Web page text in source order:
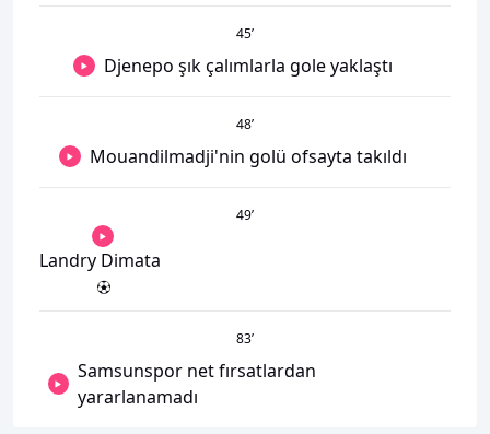
45’
Djenepo şık çalımlarla gole yaklaştı
48’
Mouandilmadji'nin golü ofsayta takıldı
49’
Landry Dimata
83’
Samsunspor net fırsatlardan
yararlanamadı